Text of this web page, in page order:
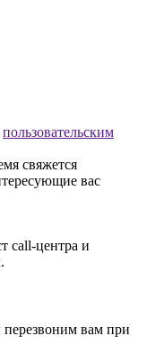
пользовательским
свяжется
вас
call-центра и
вам при